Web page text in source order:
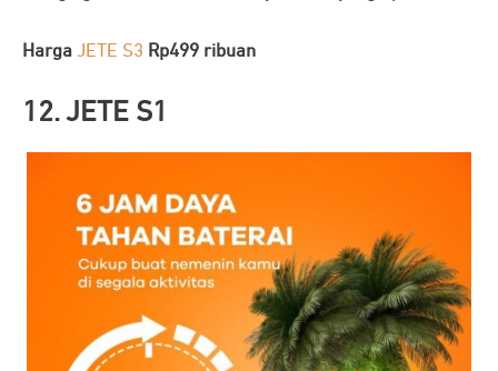
Harga JETE S3 Rp499 ribuan
12. JETE S1